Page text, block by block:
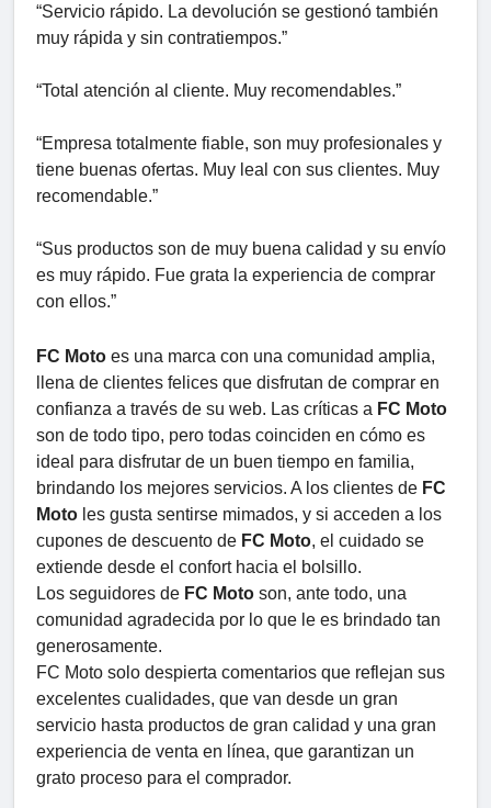
“Servicio rápido. La devolución se gestionó también
muy rápida y sin contratiempos.”
“Total atención al cliente. Muy recomendables.”
“Empresa totalmente fiable, son muy profesionales y
tiene buenas ofertas. Muy leal con sus clientes. Muy
recomendable.”
“Sus productos son de muy buena calidad y su envío
es muy rápido. Fue grata la experiencia de comprar
con ellos.”
FC Moto es una marca con una comunidad amplia,
llena de clientes felices que disfrutan de comprar en
confianza a través de su web. Las críticas a FC Moto
son de todo tipo, pero todas coinciden en cómo es
ideal para disfrutar de un buen tiempo en familia,
brindando los mejores servicios. A los clientes de FC
Moto les gusta sentirse mimados, y si acceden a los
cupones de descuento de FC Moto, el cuidado se
extiende desde el confort hacia el bolsillo.
Los seguidores de FC Moto son, ante todo, una
comunidad agradecida por lo que le es brindado tan
generosamente.
FC Moto solo despierta comentarios que reflejan sus
excelentes cualidades, que van desde un gran
servicio hasta productos de gran calidad y una gran
experiencia de venta en línea, que garantizan un
grato proceso para el comprador.